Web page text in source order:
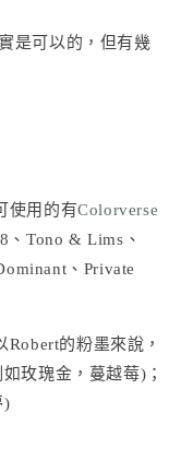
是可以的，但有幾
使用的有Colorverse
、Tono & Lims 、
、Private
的粉墨來說，
玫瑰金，蔓越莓)；
)